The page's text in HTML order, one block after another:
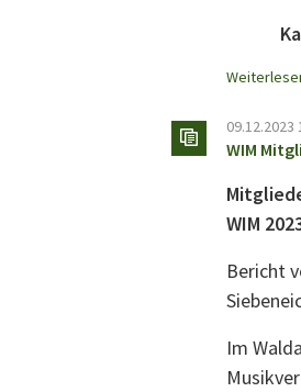
09.12.2023
WIM
WIM
Bericht
Im